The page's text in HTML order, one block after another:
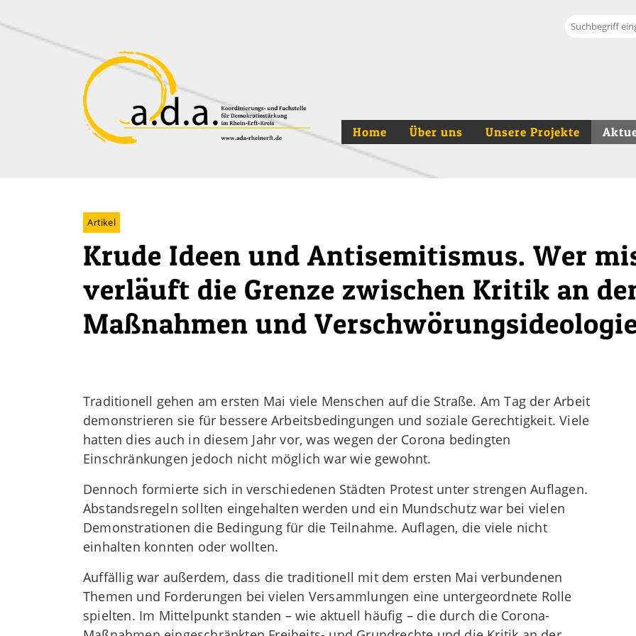
Suche
Home Über uns Unsere Projekte
Artikel
Krude Ideen und Antisemitismus. Wer
verläuft die Grenze zwischen Kritik an
Maßnahmen und
Traditionell gehen am ersten Mai viele Menschen auf die Straße. Am Tag der Arbeit
demonstrieren sie für bessere Arbeitsbedingungen und soziale Gerechtigkeit. Viele
hatten dies auch in diesem Jahr vor, was wegen der Corona bedingten
Einschränkungen jedoch nicht möglich war wie gewohnt.
Dennoch formierte sich in verschiedenen Städten Protest unter strengen Auflagen.
Abstandsregeln sollten eingehalten werden und ein Mundschutz war bei vielen
Demonstrationen die Bedingung für die Teilnahme. Auflagen, die viele nicht
einhalten konnten oder wollten.
Auffällig war außerdem, dass die traditionell mit dem ersten Mai verbundenen
Themen und Forderungen bei vielen Versammlungen eine untergeordnete Rolle
spielten. Im Mittelpunkt standen – wie aktuell häufig – die durch die Corona-